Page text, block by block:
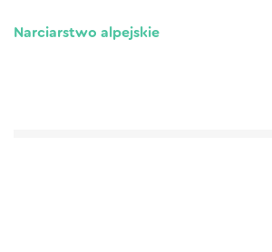
Narciarstwo alpejskie